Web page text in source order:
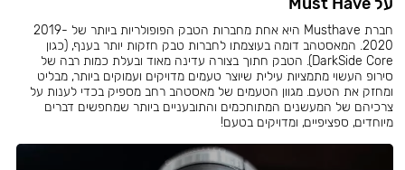
על Must Have
חברת Musthave היא אחת מחברות הטבק הפופולריות ביותר של 2019-
2020. המאסטהב דומה בעוצמתו לחברות טבק חזקות יותר בענף, (כגון
DarkSide Core). הטבק חתוך בצורה עדינה מאוד ובעלת כמות רבה של
סירופ העשוי מתמציות עילית שיוצר טעמים מדויקים ועמוקים ביותר, מבליט
ומחזק את הטעם. מגוון הטעמים של מאסטהב רחב מספיק בכדי לענות על
צרכיהם של המעשנים המתוחכמים והתובעניים ביותר שמחפשים דברים
מיוחדים, ספציפיים, ומדויקים בטעם!